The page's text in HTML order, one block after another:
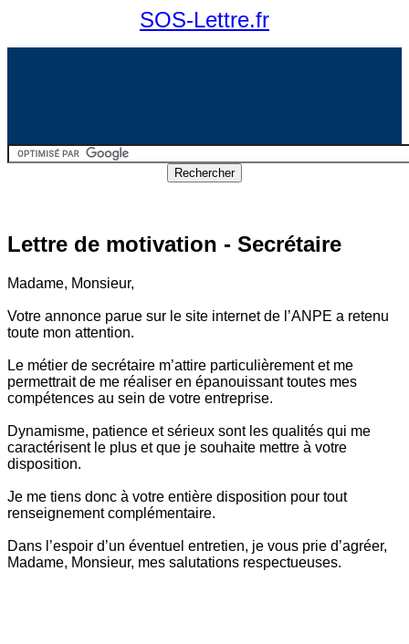
SOS-Lettre.fr
Lettre de motivation - Secrétaire
Madame, Monsieur,
Votre annonce parue sur le site internet de l’ANPE a retenu
toute mon attention.
Le métier de secrétaire m’attire particulièrement et me
permettrait de me réaliser en épanouissant toutes mes
compétences au sein de votre entreprise.
Dynamisme, patience et sérieux sont les qualités qui me
caractérisent le plus et que je souhaite mettre à votre
disposition.
Je me tiens donc à votre entière disposition pour tout
renseignement complémentaire.
Dans l’espoir d’un éventuel entretien, je vous prie d’agréer,
Madame, Monsieur, mes salutations respectueuses.